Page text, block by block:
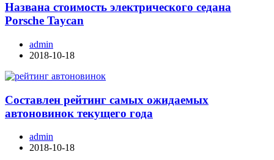
Названа стоимость электрического седана
Porsche Taycan
admin
2018-10-18
Составлен рейтинг самых ожидаемых
автоновинок текущего года
admin
2018-10-18